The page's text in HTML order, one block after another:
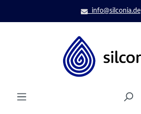
Zum Hauptinhalt springeninfo@silconia.de